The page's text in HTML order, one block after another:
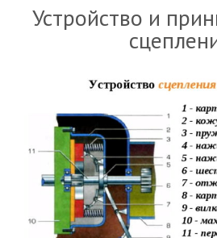
Устройство и